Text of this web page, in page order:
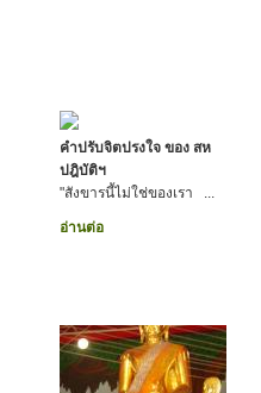
คำปรับจิตปรงใจ ของ สห
ปฎิบัติฯ
"สังขารนี้ไม่ใช่ของเรา ...
อ่านต่อ